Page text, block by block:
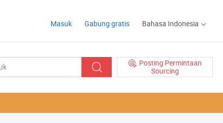
Masuk Gabung gratis Bahasa Indonesia
Posting Permintaan
Sourcing